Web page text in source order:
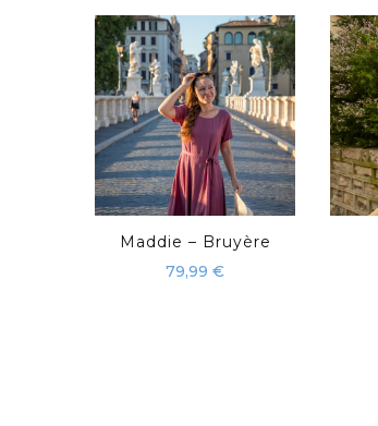
Maddie – Bruyère
79,99€